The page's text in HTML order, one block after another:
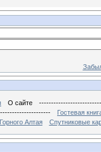
О сайте
Гостевая
Алтая Спутниковые